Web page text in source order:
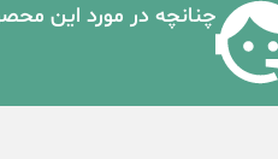
چنانچه در مورد این